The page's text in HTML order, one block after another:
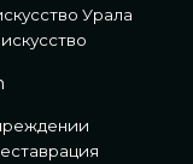
Урала